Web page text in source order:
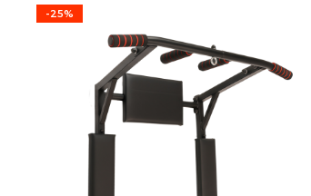
-25%